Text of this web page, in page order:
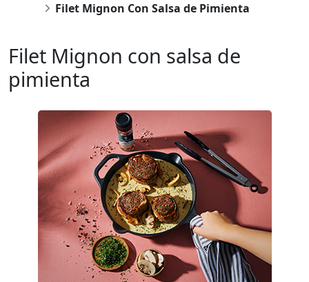
Filet Mignon Con Salsa de Pimienta
Filet Mignon con salsa de
pimienta